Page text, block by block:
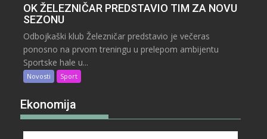
OK ŽELEZNIČAR PREDSTAVIO TIM ZA NOVU
SEZONU
Odbojkaški klub Železničar predstavio je večeras
ponosno na prvom treningu u prelepom ambijentu
Sportske hale u...
Novosti Sport
Ekonomija